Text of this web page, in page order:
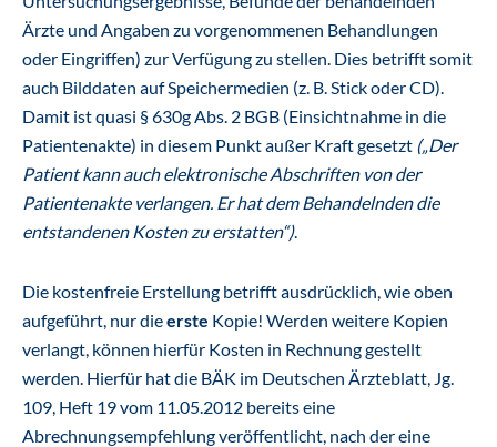
Ärzte und Angaben zu vorgenommenen Behandlungen
oder Eingriffen) zur Verfügung zu stellen. Dies betrifft somit
auch Bilddaten auf Speichermedien (z. B. Stick oder CD).
Damit ist quasi § 630g Abs. 2 BGB (Einsichtnahme in die
Patientenakte) in diesem Punkt außer Kraft gesetzt („Der
Patient kann auch elektronische Abschriften von der
Patientenakte verlangen. Er hat dem Behandelnden die
entstandenen Kosten zu erstatten“).
Die kostenfreie Erstellung betrifft ausdrücklich, wie oben
aufgeführt, nur dieerste Kopie! Werden weitere Kopien
verlangt, können hierfür Kosten in Rechnung gestellt
werden. Hierfür hat die BÄK im Deutschen Ärzteblatt, Jg.
109, Heft 19 vom 11.05.2012 bereits eine
Abrechnungsempfehlung veröffentlicht, nach der eine